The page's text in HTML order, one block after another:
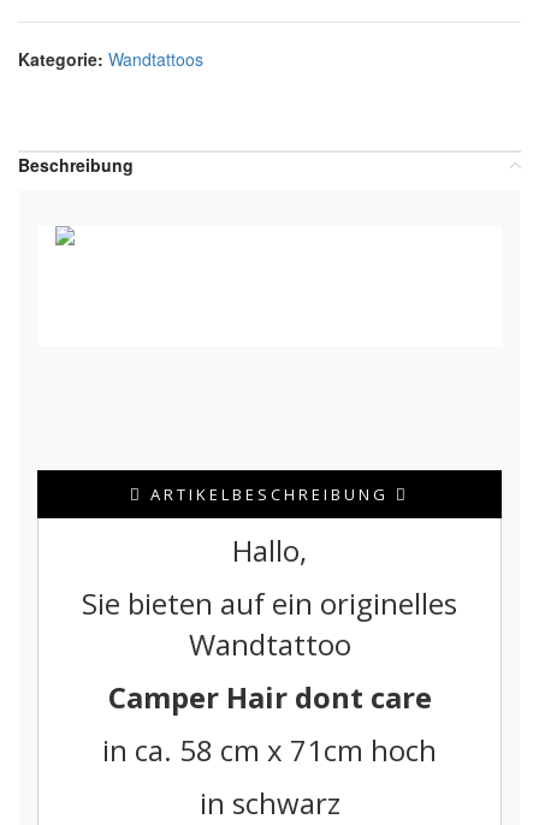
Kategorie: Wandtattoos
Beschreibung
ARTIKELBESCHREIBUNG
Hallo,
Sie bieten auf ein originelles
Wandtattoo
Camper Hair dont care
in ca. 58 cm x 71cm hoch
in schwarz